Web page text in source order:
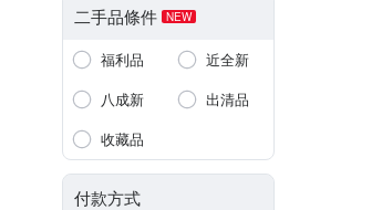
二手品條件 NEW
福利品
近全新
八成新
出清品
收藏品
付款方式